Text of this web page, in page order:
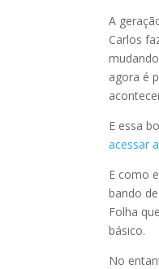
A
Carlos
agora é
E essa
acessar
E como
bando
Folha
básico.
No